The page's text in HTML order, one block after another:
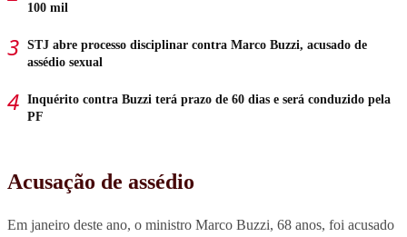
100 mil
STJ abre processo disciplinar contra Marco Buzzi, acusado de
assédio sexual
Inquérito contra Buzzi terá prazo de 60 dias e será conduzido pela
PF
Acusação de assédio
Em janeiro deste ano, o ministro Marco Buzzi, 68 anos, foi acusado